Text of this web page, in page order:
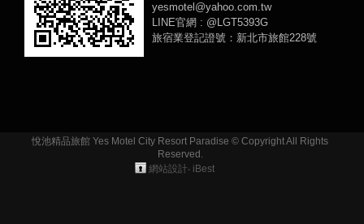
yesmotel@yahoo.com.tw
LINE官網 : @LGT5393G
旅宿業登記證號：新北市旅館228號
悅池精品旅館 Yes Motel City Resort Paradise © Copyright All Rights
Reserved.
網站設計‧ iBest